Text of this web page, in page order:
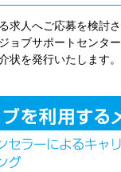
求人へご応募を検討
ョブサポートセンタ
状を発行いたします。